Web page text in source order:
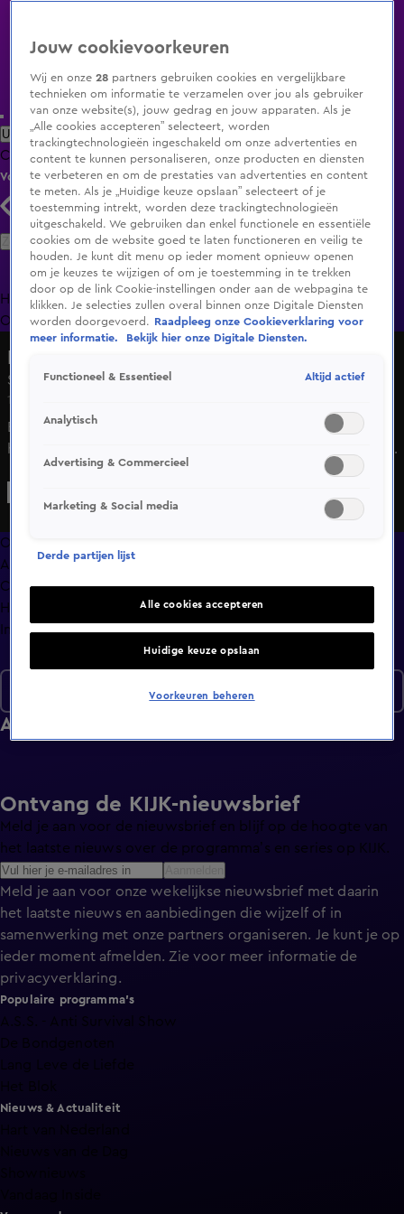
Uitzending Gemist Populaire programma's Zenders Genres
ClipsFilmsRadioSmart TV inlogShop
Volg KIJK
Zoeken
HomeUitzending Gemist Programma's De Bondgenoten
OranjezomerLivestreamsShop
Seizoen 7, aflevering 8
11 sep 2024, 18:55
Bij Bram en Rianka valt het gesprek vaak stil, maar daar
hebben ze zelf geen probleem mee. Met pijl een boog is
Bram niet zo sterk, maar vindt Rianka zijn complimentjes
over wie ze al een voorspellende droom heeft gehad.
Overzicht
Afleveringen
Clips
Hoe is het nu met?
Info
Afleveringen
Ontvang de KIJK-nieuwsbrief
Meld je aan voor de nieuwsbrief en blijf op de hoogte van
het laatste nieuws over de programma’s en series op KIJK.
Meld je aan voor onze wekelijkse nieuwsbrief met daarin
het laatste nieuws en aanbiedingen die wijzelf of in
samenwerking met onze partners organiseren. Je kunt je op
ieder moment afmelden. Zie voor meer informatie de
privacyverklaring.
Populaire programma's
A.S.S. - Anti Survival Show
De Bondgenoten
Lang Leve de Liefde
Nieuws & Actualiteit
Jouw cookievoorkeuren
Wij en onze28 partners gebruiken cookies en vergelijkbare
technieken om informatie te verzamelen over jou als gebruiker
van onze website(s), jouw gedrag en jouw apparaten. Als je
„Alle cookies accepteren” selecteert, worden
trackingtechnologieën ingeschakeld om onze advertenties en
content te kunnen personaliseren, onze producten en diensten
te verbeteren en om de prestaties van advertenties en content
te meten. Als je „Huidige keuze opslaan” selecteert of je
toestemming intrekt, worden deze trackingtechnologieën
uitgeschakeld. We gebruiken dan enkel functionele en essentiële
cookies om de website goed te laten functioneren en veilig te
houden. Je kunt dit menu op ieder moment opnieuw openen
om je keuzes te wijzigen of om je toestemming in te trekken
door op de link Cookie-instellingen onder aan de webpagina te
klikken. Je selecties zullen overal binnen onze Digitale Diensten
worden doorgevoerd.
Raadpleeg onze Cookieverklaring voor
meer informatie.
Bekijk hier onze Digitale Diensten.
Functioneel & Essentieel Altijd actief
Analytisch
Advertising & Commercieel
Marketing & Social media
Derde partijen lijst
Alle cookies accepteren
Huidige keuze opslaan
Voorkeuren beheren